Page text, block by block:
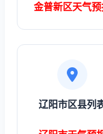
金普新区天气
辽阳市区县列